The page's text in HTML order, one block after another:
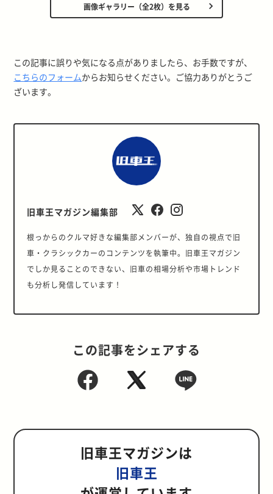
画像ギャラリー（全2枚）を見る
この記事に誤りや気になる点がありましたら、お手数ですが、
こちらのフォームからお知らせください。ご協力ありがとうご
ざいます。
旧車王マガジン編集部
根っからのクルマ好きな編集部メンバーが、独自の視点で旧
車・クラシックカーのコンテンツを執筆中。旧車王マガジン
でしか見ることのできない、旧車の相場分析や市場トレンド
も分析し発信しています！
この記事をシェアする
旧車王マガジンは
旧車王